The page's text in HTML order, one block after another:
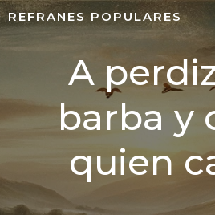
REFRANES POPULARES
A
barba y
quien